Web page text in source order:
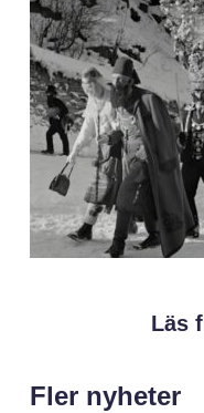
Läs
Fler nyheter